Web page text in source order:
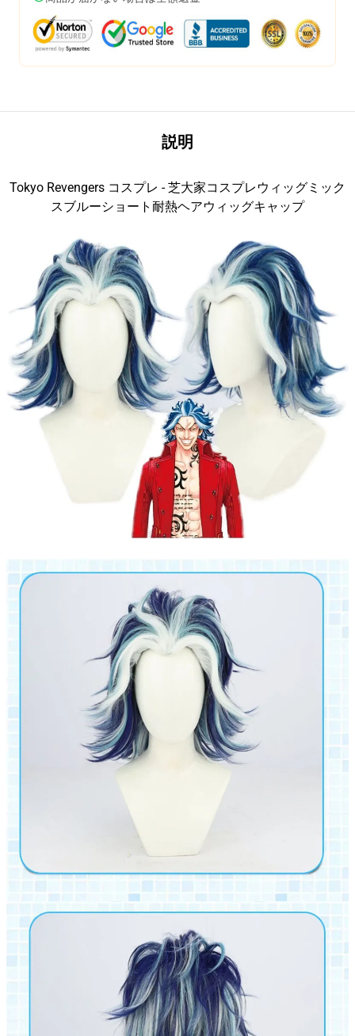
説明
Tokyo Revengers コスプレ - 芝大家コスプレウィッグミック
スブルーショート耐熱ヘアウィッグキャップ